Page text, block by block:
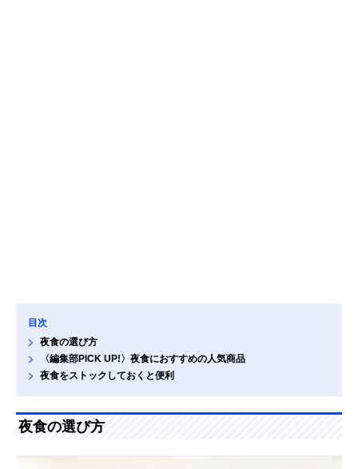
目次
夜食の選び方
〈編集部PICK UP!〉夜食におすすめの人気商品
夜食をストックしておくと便利
夜食の選び方